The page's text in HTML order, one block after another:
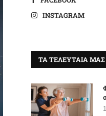
INSTAGRAM
ΤΑ ΤΕΛΕΥΤΑΊΑ